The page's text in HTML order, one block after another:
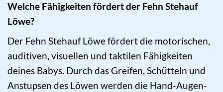
Welche Fähigkeiten fördert der Fehn Stehauf
Löwe?
Der Fehn Stehauf Löwe fördert die motorischen,
auditiven, visuellen und taktilen Fähigkeiten
deines Babys. Durch das Greifen, Schütteln und
Anstupsen des Löwen werden die Hand-Augen-